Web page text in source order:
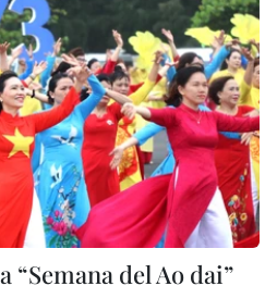
del Ao dai”